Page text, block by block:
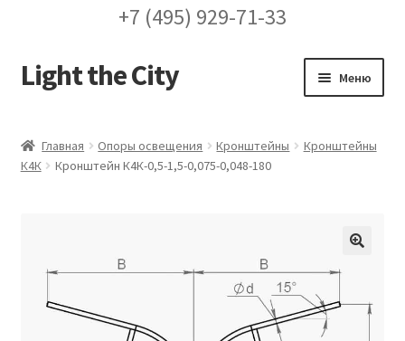
+7 (495) 929-71-33
Перейти
к
Перейти
к
Light the City Меню
FAQ про кронштейны
Галерея
Доставка и оплата
Главная Опоры освещения Кронштейны
Кронштейны
К4К
Кронштейн К4К-0,5-1,5-0,075-0,048-180